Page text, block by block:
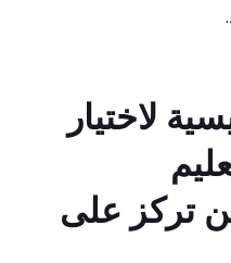
لاختيار
تركز على